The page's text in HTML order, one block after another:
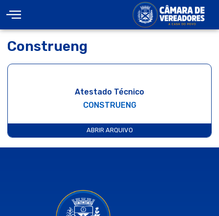
Construeng
Atestado Técnico
CONSTRUENG
ABRIR ARQUIVO